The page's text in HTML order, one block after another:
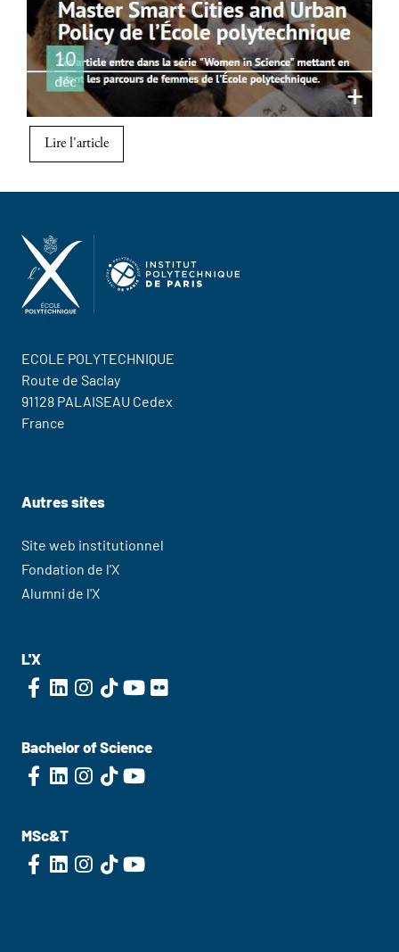
Lire l'article
ECOLE POLYTECHNIQUE
Route de Saclay
91128 PALAISEAU Cedex
France
Autres sites
Site web institutionnel
Fondation de l'X
Alumni de l'X
L'X
Bachelor of Science
MSc&T